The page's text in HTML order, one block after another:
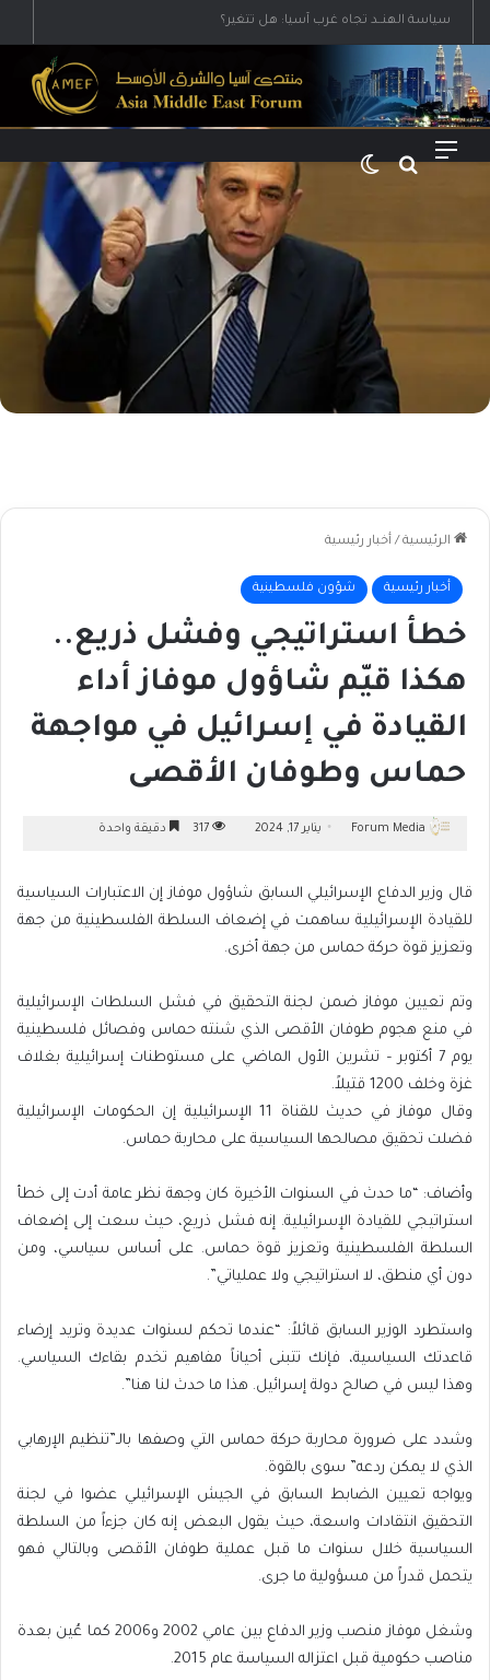
القائمة بحث عن
الرئيسية / أخبار رئيسية
أخبار رئيسية شؤون فلسطينية
خطأ استراتيجي وفشل ذريع..
هكذا قيّم شاؤول موفاز أداء
القيادة في إسرائيل في مواجهة
حماس وطوفان الأقصى
Forum Media يناير 17, 2024 دقيقة واحدة
قال وزير الدفاع الإسرائيلي السابق شاؤول موفاز إن الاعتبارات السياسية
للقيادة الإسرائيلية ساهمت في إضعاف السلطة الفلسطينية من جهة
وتعزيز قوة حركة حماس من جهة أخرى.
وتم تعيين موفاز ضمن لجنة التحقيق في فشل السلطات الإسرائيلية
في منع هجوم طوفان الأقصى الذي شنته حماس وفصائل فلسطينية
يوم 7 أكتوبر – تشرين الأول الماضي على مستوطنات إسرائيلية بغلاف
غزة وخلف 1200 قتيلاً.
وقال موفاز في حديث للقناة 11 الإسرائيلية إن الحكومات الإسرائيلية
فضلت تحقيق مصالحها السياسية على محاربة حماس.
وأضاف: “ما حدث في السنوات الأخيرة كان وجهة نظر عامة أدت إلى خطأ
استراتيجي للقيادة الإسرائيلية. إنه فشل ذريع، حيث سعت إلى إضعاف
السلطة الفلسطينية وتعزيز قوة حماس. على أساس سياسي، ومن
دون أي منطق، لا استراتيجي ولا عملياتي”.
واستطرد الوزير السابق قائلاً: “عندما تحكم لسنوات عديدة وتريد إرضاء
قاعدتك السياسية، فإنك تتبنى أحياناً مفاهيم تخدم بقاءك السياسي.
وهذا ليس في صالح دولة إسرائيل. هذا ما حدث لنا هنا”.
وشدد على ضرورة محاربة حركة حماس التي وصفها بالـ”تنظيم الإرهابي
الذي لا يمكن ردعه” سوى بالقوة.
ويواجه تعيين الضابط السابق في الجيش الإسرائيلي عضوا في لجنة
التحقيق انتقادات واسعة، حيث يقول البعض إنه كان جزءاً من السلطة
السياسية خلال سنوات ما قبل عملية طوفان الأقصى وبالتالي فهو
يتحمل قدراً من مسؤولية ما جرى.
وشغل موفاز منصب وزير الدفاع بين عامي 2002 و2006 كما عُين بعدة
مناصب حكومية قبل اعتزاله السياسة عام 2015.